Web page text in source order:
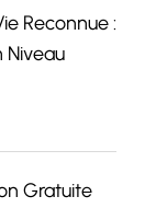
Reconnue :
Niveau
Gratuite